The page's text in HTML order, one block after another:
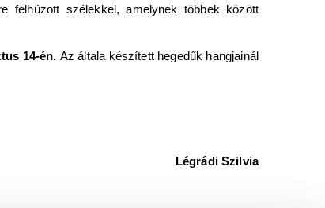
felhúzott szélekkel, amelynek többek között
14-én. Az általa készített hegedűk hangjainál
Légrádi Szilvia